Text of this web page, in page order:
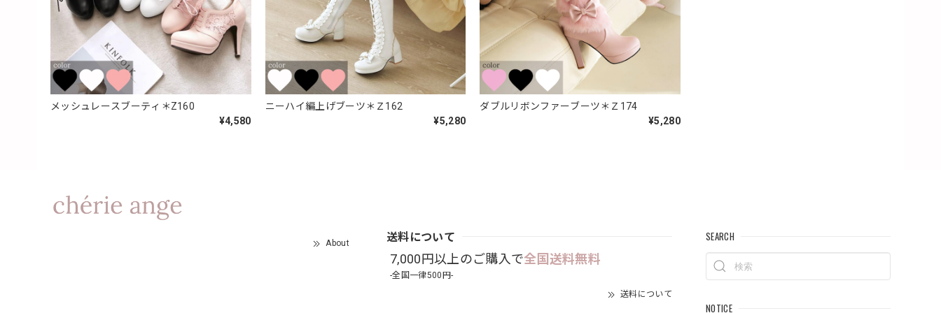
メッシュレースブーティ＊Z160
¥4,580
ニーハイ編上げブーツ＊Ｚ162
¥5,280
ダブルリボンファーブーツ＊Ｚ174
¥5,280
About 送料について
7,000円以上のご購入で全国送料無料
-全国一律500円-
送料について
SEARCH
NOTICE